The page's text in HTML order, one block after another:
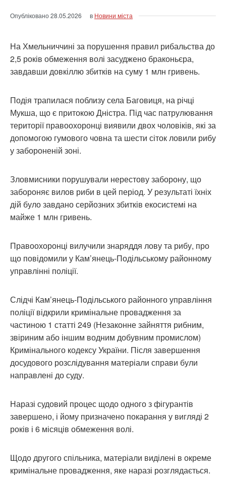
Опубліковано28.05.2026 в Новини міста
На Хмельниччині за порушення правил рибальства до
2,5 років обмеження волі засуджено браконьєра,
завдавши довкіллю збитків на суму 1 млн гривень.
Подія трапилася поблизу села Баговиця, на річці
Мукша, що є притокою Дністра. Під час патрулювання
території правоохоронці виявили двох чоловіків, які за
допомогою гумового човна та шести сіток ловили рибу
у забороненій зоні.
Зловмисники порушували нерестову заборону, що
забороняє вилов риби в цей період. У результаті їхніх
дій було завдано серйозних збитків екосистемі на
майже 1 млн гривень.
Правоохоронці вилучили знаряддя лову та рибу, про
що повідомили у Кам’янець-Подільському районному
управлінні поліції.
Слідчі Кам’янець-Подільського районного управління
поліції відкрили кримінальне провадження за
частиною 1 статті 249 (Незаконне зайняття рибним,
звіриним або іншим водним добувним промислом)
Кримінального кодексу України. Після завершення
досудового розслідування матеріали справи були
направлені до суду.
Наразі судовий процес щодо одного з фігурантів
завершено, і йому призначено покарання у вигляді 2
років і 6 місяців обмеження волі.
Щодо другого спільника, матеріали виділені в окреме
кримінальне провадження, яке наразі розглядається.